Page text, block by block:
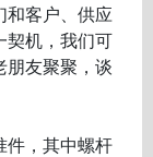
和客户、供应
契机，我们可
朋友聚聚，谈
，其中螺杆